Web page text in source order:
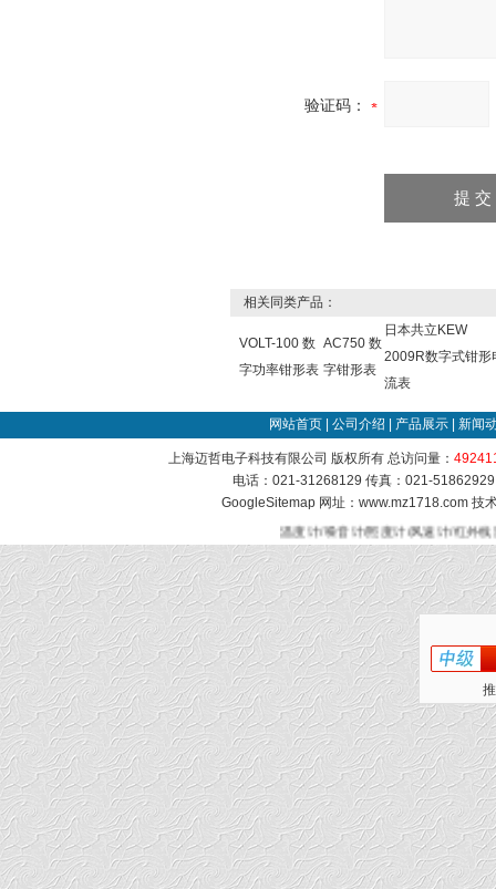
验证码：
相关同类产品：
VOLT-100 数
字功率钳形表
AC750 数
字钳形表
日本共立KEW
2009R数字式钳形
流表
网站首页 公司介绍 产品展示 新闻
上海迈哲电子科技有限公司 版权所有 总访问量：
电话：021-31268129 传真：021-
GoogleSitemap网址：www.mz1718.com 技
温度计/噪音计/照度计/风速计/红外